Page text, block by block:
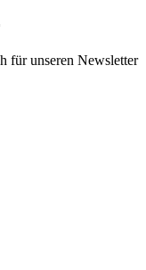
für unseren Newsletter